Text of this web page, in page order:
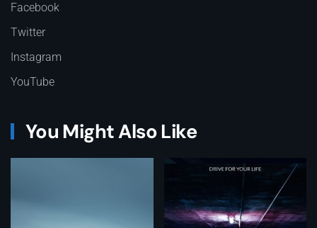
Facebook
Twitter
Instagram
YouTube
You Might Also Like